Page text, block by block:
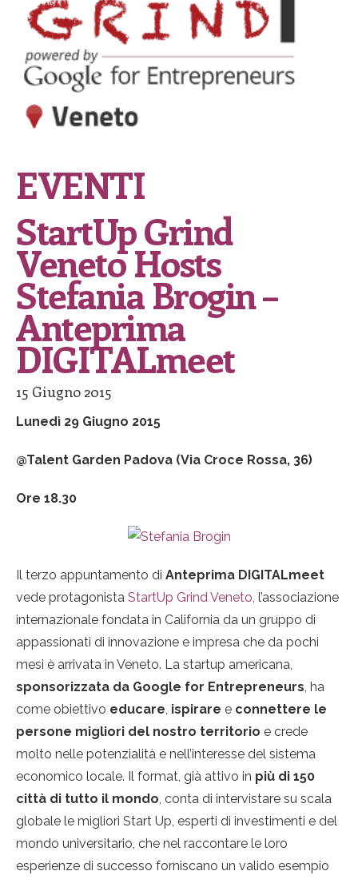
EVENTI
StartUp Grind
Veneto Hosts
Stefania Brogin –
Anteprima
DIGITALmeet
15 Giugno 2015
Lunedì 29 Giugno 2015
@Talent Garden Padova (Via Croce Rossa, 36)
Ore 18.30
Il terzo appuntamento di Anteprima DIGITALmeet
vede protagonista StartUp Grind Veneto, l’associazione
internazionale fondata in California da un gruppo di
appassionati di innovazione e impresa che da pochi
mesi è arrivata in Veneto. La startup americana,
sponsorizzata da Google for Entrepreneurs, ha
come obiettivo educare, ispirare e connettere le
persone migliori del nostro territorio e crede
molto nelle potenzialità e nell’interesse del sistema
economico locale. Il format, già attivo in più di 150
città di tutto il mondo, conta di intervistare su scala
globale le migliori Start Up, esperti di investimenti e del
mondo universitario, che nel raccontare le loro
esperienze di successo forniscano un valido esempio